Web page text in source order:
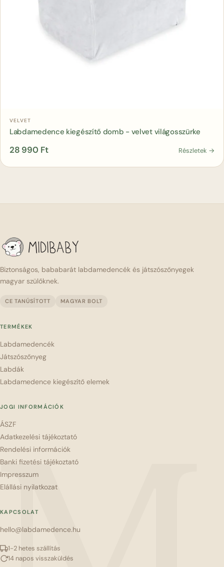
Kosárba
VELVET
Labdamedence kiegészítő domb - velvet világosszürke
28 990 Ft Részletek →
Biztonságos, bababarát labdamedencék és játszószőnyegek
magyar szülőknek.
CE TANÚSÍTOTT MAGYAR BOLT
TERMÉKEK
Labdamedencék
Játszószőnyeg
Labdák
Labdamedence kiegészítő elemek
JOGI INFORMÁCIÓK
ÁSZF
Adatkezelési tájékoztató
Rendelési információk
Banki fizetési tájékoztató
Impresszum
Elállási nyilatkozat
KAPCSOLAT
hello@labdamedence.hu
1-2 hetes szállítás
14 napos visszaküldés